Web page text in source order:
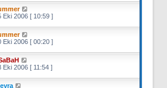
Eki 2006 [ 10:59 ]
Eki 2006 [ 00:20 ]
Eki 2006 [ 11:54 ]